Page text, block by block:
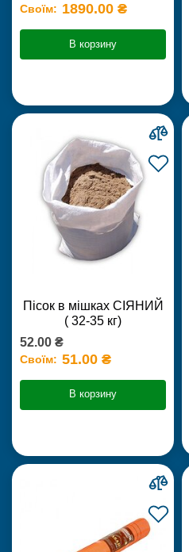
Своїм: 1890.00 ₴
В корзину
Пісок в мішках СІЯНИЙ
( 32-35 кг)
52.00 ₴
Своїм: 51.00 ₴
В корзину